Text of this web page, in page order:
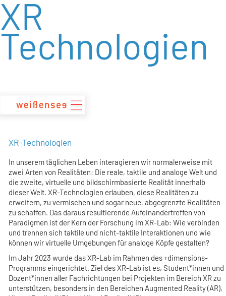
zum
Inhalt
XR
Technologien
XR-Technologien
In unserem täglichen Leben interagieren wir normalerweise mit
zwei Arten von Realitäten: Die reale, taktile und analoge Welt und
die zweite, virtuelle und bildschirmbasierte Realität innerhalb
dieser Welt. XR-Technologien erlauben, diese Realitäten zu
erweitern, zu vermischen und sogar neue, abgegrenzte Realitäten
zu schaffen. Das daraus resultierende Aufeinandertreffen von
Paradigmen ist der Kern der Forschung im XR-Lab: Wie verbinden
und trennen sich taktile und nicht-taktile Interaktionen und wie
können wir virtuelle Umgebungen für analoge Köpfe gestalten?
Im Jahr 2023 wurde das XR-Lab im Rahmen des +dimensions-
Programms eingerichtet. Ziel des XR-Lab ist es, Student*innen und
Dozent*innen aller Fachrichtungen bei Projekten im Bereich XR zu
unterstützen, besonders in den Bereichen Augmented Reality (AR),